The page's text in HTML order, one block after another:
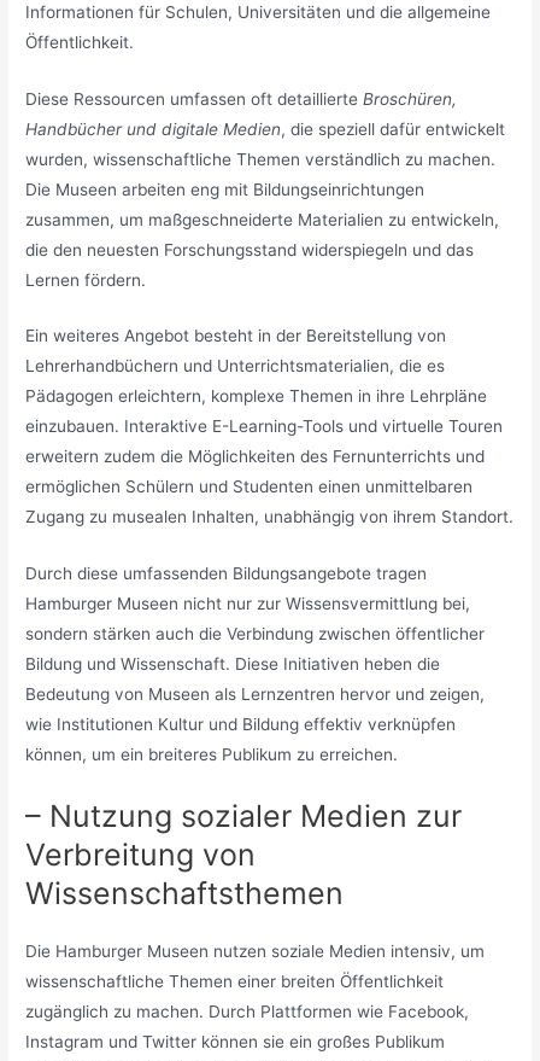
Informationen für Schulen, Universitäten und die allgemeine
Öffentlichkeit.
Diese Ressourcen umfassen oft detaillierteBroschüren,
Handbücher und digitale Medien, die speziell dafür entwickelt
wurden, wissenschaftliche Themen verständlich zu machen.
Die Museen arbeiten eng mit Bildungseinrichtungen
zusammen, um maßgeschneiderte Materialien zu entwickeln,
die den neuesten Forschungsstand widerspiegeln und das
Lernen fördern.
Ein weiteres Angebot besteht in der Bereitstellung von
Lehrerhandbüchern und Unterrichtsmaterialien, die es
Pädagogen erleichtern, komplexe Themen in ihre Lehrpläne
einzubauen. Interaktive E-Learning-Tools und virtuelle Touren
erweitern zudem die Möglichkeiten des Fernunterrichts und
ermöglichen Schülern und Studenten einen unmittelbaren
Zugang zu musealen Inhalten, unabhängig von ihrem Standort.
Durch diese umfassenden Bildungsangebote tragen
Hamburger Museen nicht nur zur Wissensvermittlung bei,
sondern stärken auch die Verbindung zwischen öffentlicher
Bildung und Wissenschaft. Diese Initiativen heben die
Bedeutung von Museen als Lernzentren hervor und zeigen,
wie Institutionen Kultur und Bildung effektiv verknüpfen
können, um ein breiteres Publikum zu erreichen.
– Nutzung sozialer Medien zur
Verbreitung von
Wissenschaftsthemen
Die Hamburger Museen nutzen soziale Medien intensiv, um
wissenschaftliche Themen einer breiten Öffentlichkeit
zugänglich zu machen. Durch Plattformen wie Facebook,
Instagram und Twitter können sie ein großes Publikum